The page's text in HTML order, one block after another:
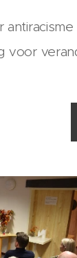
voor